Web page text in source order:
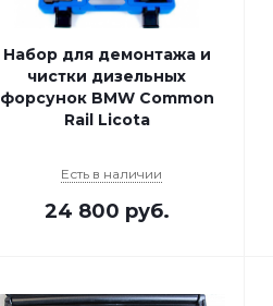
Набор для демонтажа и
чистки дизельных
форсунок BMW Common
Rail Licota
Есть в наличии
24 800 руб.